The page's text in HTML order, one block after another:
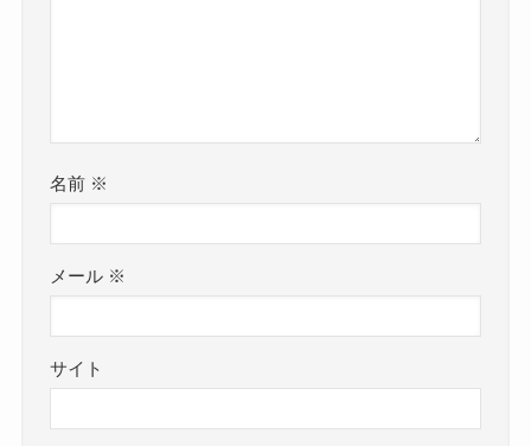
名前 ※
メール ※
サイト